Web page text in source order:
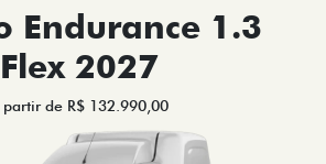
Endurance 1.3
Flex 2027
partir de R$ 132.990,00